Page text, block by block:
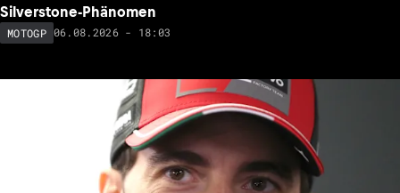
Silverstone-Phänomen
MOTOGP 06.08.2026 - 18:03